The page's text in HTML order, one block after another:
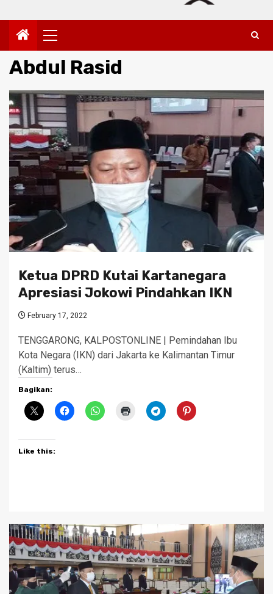
Primary
Menu
Abdul Rasid
Ketua DPRD Kutai Kartanegara
Apresiasi Jokowi Pindahkan IKN
February 17, 2022
TENGGARONG, KALPOSTONLINE | Pemindahan Ibu
Kota Negara (IKN) dari Jakarta ke Kalimantan Timur
(Kaltim) terus…
Bagikan:
Like this: